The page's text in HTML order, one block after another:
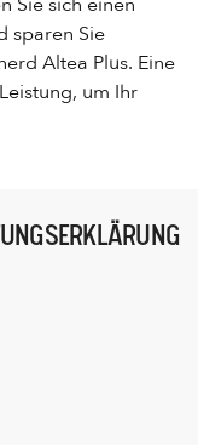
sparen Sie
Altea Plus. Eine
um Ihr